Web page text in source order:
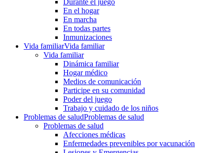
Durante el juego
En el hogar
En marcha
En todas partes
Inmunizaciones
Vida familiarVida familiar
Vida familiar
Dinámica familiar
Hogar médico
Medios de comunicación
Participe en su comunidad
Poder del juego
Trabajo y cuidado de los niños
Problemas de saludProblemas de salud
Problemas de salud
Afecciones médicas
Enfermedades prevenibles por vacunación